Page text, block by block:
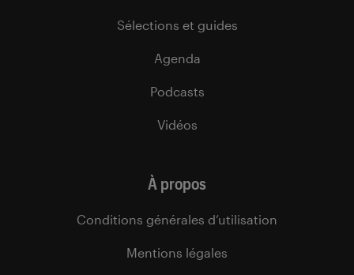
Sélections et guides
Agenda
Podcasts
Vidéos
À propos
Conditions générales d’utilisation
Mentions légales